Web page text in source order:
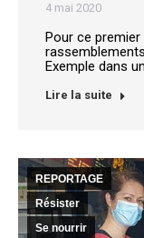
4 mai 2020
Pour ce
Exemple dans
Lire la suite
REPORTAGE
Résister
Se nourrir